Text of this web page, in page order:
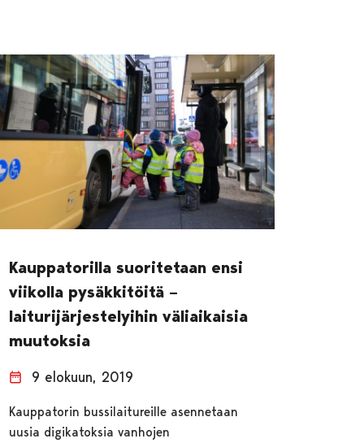
Kauppatorilla suoritetaan ensi
viikolla pysäkkitöitä –
laiturijärjestelyihin väliaikaisia
muutoksia
9 elokuun, 2019
Kauppatorin bussilaitureille asennetaan
uusia digikatoksia vanhojen